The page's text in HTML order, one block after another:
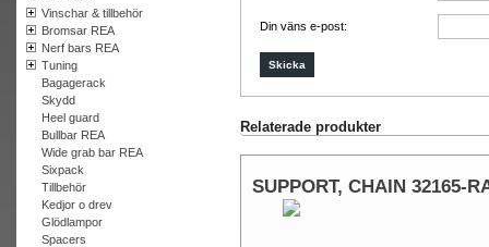
Vinschar & tillbehör
Bromsar REA
Nerf bars REA
Tuning
Bagagerack
Skydd
Heel guard
Bullbar REA
Wide grab bar REA
Sixpack
Tillbehör
Kedjor o drev
Glödlampor
Spacers
Din väns e-post:
Relaterade produkter
SUPPORT, CHAIN 32165-